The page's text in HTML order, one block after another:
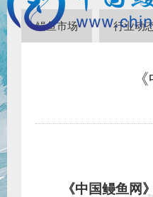
鳗鱼市场 行业动
《中国鳗鱼网